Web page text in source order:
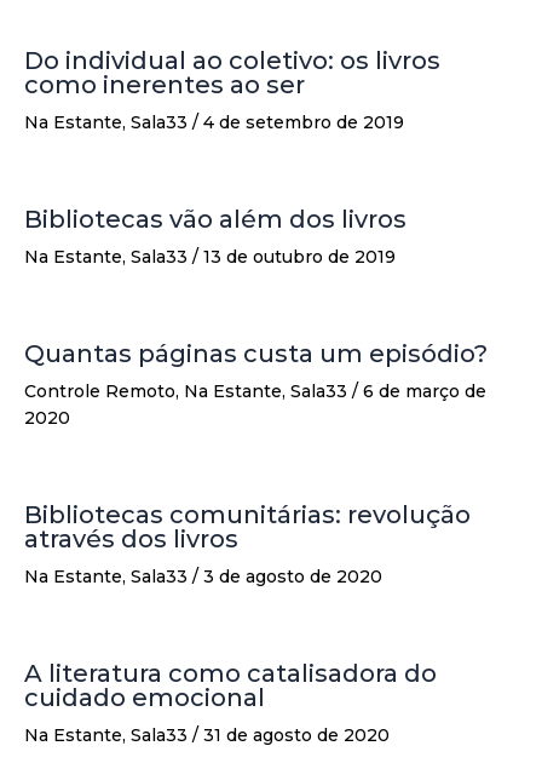
Do individual ao coletivo: os livros
como inerentes ao ser
Na Estante, Sala33 / 4 de setembro de 2019
Bibliotecas vão além dos livros
Na Estante, Sala33 / 13 de outubro de 2019
Quantas páginas custa um episódio?
Controle Remoto, Na Estante, Sala33 / 6 de março de
2020
Bibliotecas comunitárias: revolução
através dos livros
Na Estante, Sala33 / 3 de agosto de 2020
A literatura como catalisadora do
cuidado emocional
Na Estante, Sala33 / 31 de agosto de 2020